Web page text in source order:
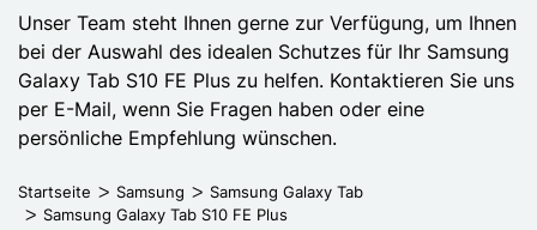
Unser Team steht Ihnen gerne zur Verfügung, um Ihnen
bei der Auswahl des idealen Schutzes für Ihr Samsung
Galaxy Tab S10 FE Plus zu helfen. Kontaktieren Sie uns
per E-Mail, wenn Sie Fragen haben oder eine
persönliche Empfehlung wünschen.
Startseite Samsung
Samsung Galaxy Tab
Samsung Galaxy Tab S10 FE Plus